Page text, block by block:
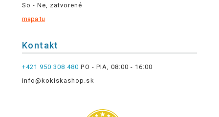
So - Ne, zatvorené
mapa tu
Kontakt
+421 950 308 480 PO - PIA, 08:00 - 16:00
info@kokiskashop.sk